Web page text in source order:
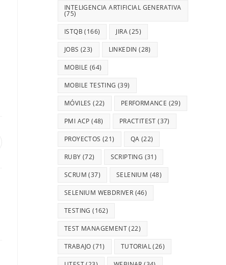
INTELIGENCIA ARTIFICIAL GENERATIVA
(75)
ISTQB (166) JIRA(25)
JOBS (23) LINKEDIN (28)
MOBILE (64)
MOBILE TESTING (39)
MÓVILES (22) PERFORMANCE (29)
PMI ACP (48) PRACTITEST (37)
PROYECTOS (21) QA (22)
RUBY (72) SCRIPTING (31)
SCRUM (37) SELENIUM (48)
SELENIUM WEBDRIVER (46)
TESTING (162)
TEST MANAGEMENT(22)
TRABAJO (71) TUTORIAL(26)